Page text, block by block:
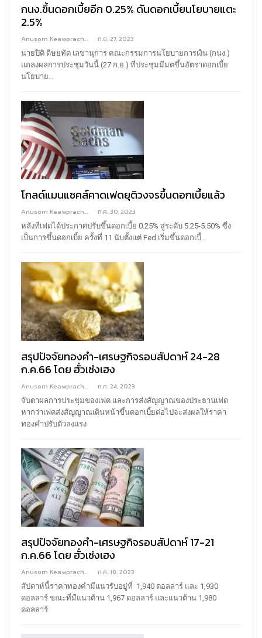
กนง.ขึ้นดอกเบี้ยอีก 0.25% ดันดอกเบี้ยนโยบายแตะ
2.5%
Anusorn Keawprachant ก.ย. 27, 2023
นายปิติ ดิษยทัต เลขานุการ คณะกรรมการนโยบายการเงิน (กนง.)
แถลงผลการประชุมวันนี้ (27 ก.ย.) ที่ประชุมมีมตขึ้นอัตราดอกเบี้ย
นโยบาย…
โกลด์แมนแซคส์คาดเฟดยุติวงจรขึ้นดอกเบี้ยแล้ว
Anusorn Keawprachant ก.ค. 30, 2023
หลังที่เฟดได้ประกาศปรับขึ้นดอกเบี้ย 0.25% สู่ระดับ 5.25-5.50% ซึ่ง
เป็นการขึ้นดอกเบี้ย ครั้งที่ 11 นับตั้งแต่ Fed เริ่มขึ้นดอกเบี้…
สรุปปัจจัยทองคำ-เศรษฐกิจรอบสัปดาห์ 24-28
ก.ค.66 โดย ฮั่วเซ่งเฮง
Anusorn Keawprachant ก.ค. 24, 2023
จับตาผลการประชุมของเฟด และการส่งสัญญาณของประธานเฟด
หากว่าเฟดส่งสัญญาณเดินหน้าขึ้นดอกเบี้ยต่อไปจะส่งผลให้ราคา
ทองคำปรับตัวลงแรง
สรุปปัจจัยทองคำ-เศรษฐกิจรอบสัปดาห์ 17-21
ก.ค.66 โดย ฮั่วเซ่งเฮง
Anusorn Keawprachant ก.ค. 18, 2023
สัปดาห์นี้ราคาทองคำมีแนวรับอยู่ที่ 1,940 ดอลลาร์ และ 1,930
ดอลลาร์ ขณะที่มีแนวต้าน 1,967 ดอลลาร์ และแนวต้าน 1,980
ดอลลาร์